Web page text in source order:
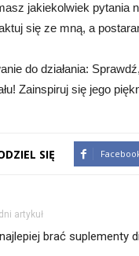
jakiekolwiek pytania
się ze mną, a
do działania:
Zainspiruj się jego
SIĘ
artykuł
brać suplementy